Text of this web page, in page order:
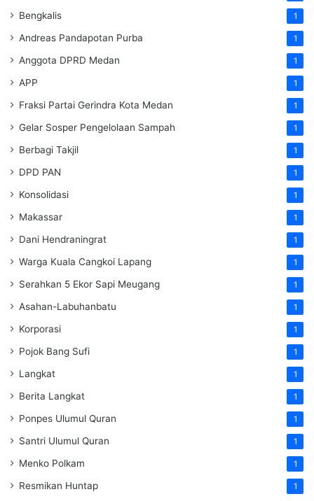
Bengkalis 1
Andreas Pandapotan Purba 1
Anggota DPRD Medan 1
APP 1
Fraksi Partai Gerindra Kota Medan 1
Gelar Sosper Pengelolaan Sampah 1
Berbagi Takjil 1
DPD PAN 1
Konsolidasi 1
Makassar 1
Dani Hendraningrat 1
Warga Kuala Cangkoi Lapang 1
Serahkan 5 Ekor Sapi Meugang 1
Asahan-Labuhanbatu 1
Korporasi 1
Pojok Bang Sufi 1
Langkat 1
Berita Langkat 1
Ponpes Ulumul Quran 1
Santri Ulumul Quran 1
Menko Polkam 1
Resmikan Huntap 1